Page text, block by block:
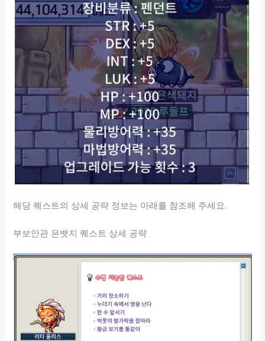
해당 퀘스트의 상세 공략 정보는 아래를 참조해 주세요.
부보안관 은뱃지 퀘스트 상세 공략